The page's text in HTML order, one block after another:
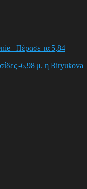
–Πέρασε τα 5,84
-6,98 μ. η Biryukova